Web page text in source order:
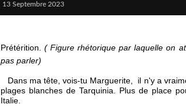
13 Septembre 2023
Prétérition.( Figure rhétorique par laquelle on
pas parler)
Dans ma tête, vois-tu Marguerite,  il n'y a
plages blanches de Tarquinia. Plus de place
Italie.